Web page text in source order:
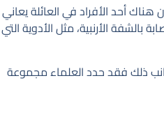
أحد الأفراد في العائلة يعاني
الأرنبية، مثل الأدوية التي
ذلك فقد حدد العلماء مجموعة